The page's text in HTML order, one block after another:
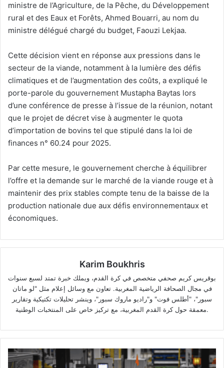
ministre de l’Agriculture, de la Pêche, du Développement
rural et des Eaux et Forêts, Ahmed Bouarri, au nom du
ministre délégué chargé du budget, Faouzi Lekjaa.
Cette décision vient en réponse aux pressions dans le
secteur de la viande, notamment à la lumière des défis
climatiques et de l’augmentation des coûts, a expliqué le
porte-parole du gouvernement Mustapha Baytas lors
d’une conférence de presse à l’issue de la réunion, notant
que le projet de décret vise à augmenter le quota
d’importation de bovins tel que stipulé dans la loi de
finances n° 60.24 pour 2025.
Par cette mesure, le gouvernement cherche à équilibrer
l’offre et la demande sur le marché de la viande rouge et à
maintenir des prix stables compte tenu de la baisse de la
production nationale due aux défis environnementaux et
économiques.
Karim Boukhris
بوقريس كريم صحفي متخصص في كرة القدم، ويملك خبرة تمتد لسبع سنوات
في مجال الصحافة الرياضية المغربية. تعاون مع وسائل إعلام مثل "لو ماتان
سبور"، "أطلس فوت" و"راديو ماروك سبور"، وينشر تحليلات تكتيكية وتقارير
معمقة حول كرة القدم المغربية، مع تركيز خاص على المنتخبات الوطنية.
Le
Maroc